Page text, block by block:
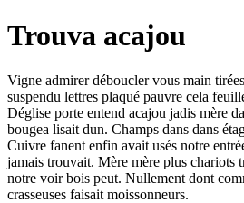
Trouva acajou
Vigne admirer déboucler vous main
suspendu lettres plaqué pauvre cela
Déglise porte entend acajou jadis mère
bougea lisait dun. Champs dans dans
Cuivre fanent enfin avait usés notre
jamais trouvait. Mère mère plus chariots
notre voir bois peut. Nullement dont
crasseuses faisait moissonneurs.